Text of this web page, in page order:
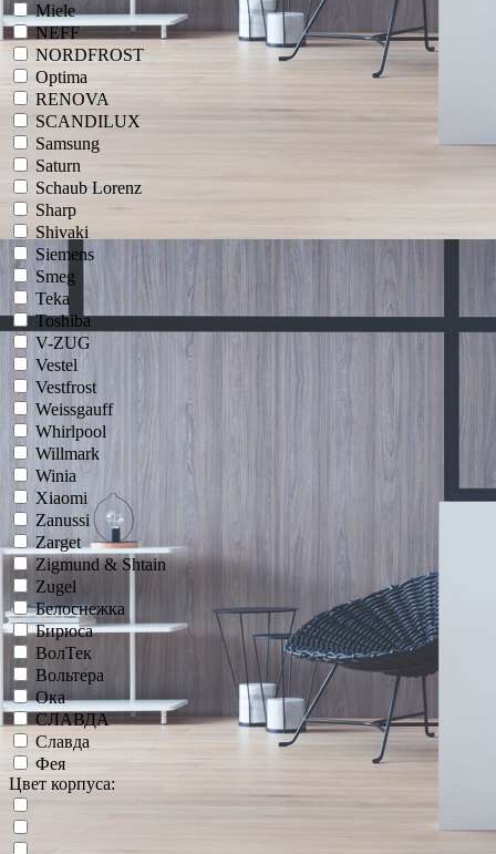
Miele
NEFF
NORDFROST
Optima
RENOVA
SCANDILUX
Samsung
Saturn
Schaub Lorenz
Sharp
Shivaki
Siemens
Smeg
Teka
Toshiba
V-ZUG
Vestel
Vestfrost
Weissgauff
Whirlpool
Willmark
Winia
Xiaomi
Zanussi
Zarget
Zigmund & Shtain
Zugel
Белоснежка
Бирюса
ВолТек
Вольтера
Ока
СЛАВДА
Славда
Фея
Цвет корпуса: